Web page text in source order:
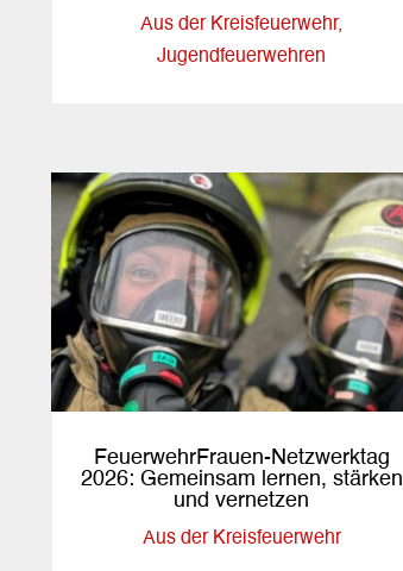
Aus der Kreisfeuerwehr,
Jugendfeuerwehren
FeuerwehrFrauen-Netzwerktag
2026: Gemeinsam lernen, stärken
und vernetzen
Aus der Kreisfeuerwehr